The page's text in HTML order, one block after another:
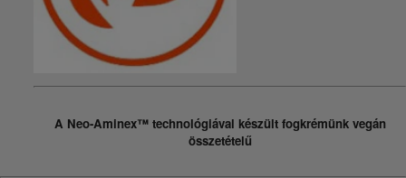
A Neo-Aminex™ technológiával készült fogkrémünk vegán
összetételű